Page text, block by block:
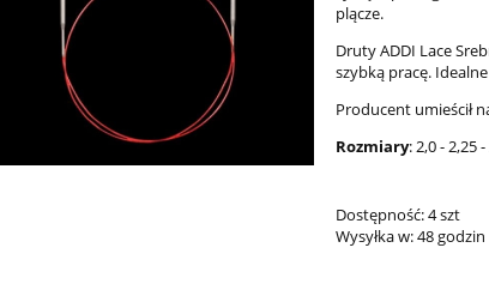
plącze.
Druty ADDI Lace
szybką pracę.
Producent umieścił
Rozmiary: 2,0 - 2,25
Dostępność:4 szt
Wysyłka w:48 godzin